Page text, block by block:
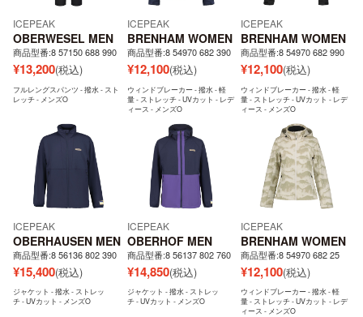
ICEPEAK
OBERWESEL MEN
商品型番:8 57150 688 990
¥13,200(税込)
フルレングスパンツ - 撥水 - スト
レッチ - メンズO
ICEPEAK
BRENHAM WOMEN
商品型番:8 54970 682 390
¥12,100(税込)
ウィンドブレーカー - 撥水 - 軽
量 - ストレッチ - UVカット - レデ
ィース - メンズO
ICEPEAK
BRENHAM WOMEN
商品型番:8 54970 682 990
¥12,100(税込)
ウィンドブレーカー - 撥水 - 軽
量 - ストレッチ - UVカット - レデ
ィース - メンズO
ICEPEAK
OBERHAUSEN MEN
商品型番:8 56136 802 390
¥15,400(税込)
ジャケット - 撥水 - ストレッ
チ - UVカット - メンズO
ICEPEAK
OBERHOF MEN
商品型番:8 56137 802 760
¥14,850(税込)
ジャケット - 撥水 - ストレッ
チ - UVカット - メンズO
ICEPEAK
BRENHAM WOMEN
商品型番:8 54970 682 25
¥12,100(税込)
ウィンドブレーカー - 撥水 - 軽
量 - ストレッチ - UVカット - レデ
ィース - メンズO